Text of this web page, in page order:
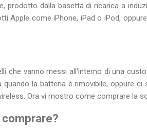
prodotto dalla basetta di ricarica a
Apple come iPhone, iPad o iPod,
che vanno messi all'interno di una
la batteria è rimovibile, oppure
Ora vi mostro come comprare la